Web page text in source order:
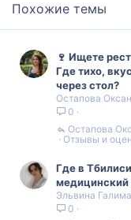
Похожие темы
🍷 Ищете
Где тихо,
через стол?
Остапова
0
Отзывы и
Остапова
Где в
медицинский
Эльвина
0